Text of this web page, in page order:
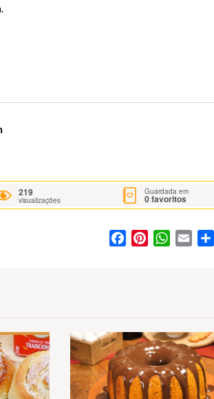
219
visualizações
Guardada em
0favoritos
FacebookPinterestWhatsApp
Email